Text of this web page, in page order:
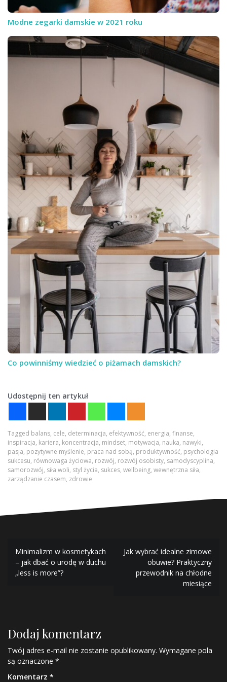
Modne zegarki damskie w 2021 roku
Co powinniśmy wiedzieć o piżamach damskich?
Udostępnij ten artykuł
Tagged balans, cele, determinacja, efektywność, energia, finanse,
inspiracja, kariera, koncentracja, mindset, motywacja, nauka, nawyki,
pasja, pozytywne myślenie, praca nad sobą, produktywność, psychologia
sukcesu, równowaga życiowa, rozwój, rozwój osobisty, samodyscyplina,
samorozwój, siła woli, styl życia, sukces, wellbeing, wewnętrzna siła,
zarządzanie czasem, zdrowie
Nawigacja
wpisu
Minimalizm w kosmetykach
– jak dbać o urodę w duchu
„less is more”?
Jak wybrać idealne zimowe
obuwie? Praktyczny
przewodnik na chłodne
miesiące
Dodaj komentarz
Twój adres e-mail nie zostanie opublikowany. Wymagane pola
są oznaczone *
Komentarz *